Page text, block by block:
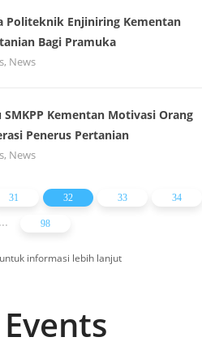
Politeknik Enjiniring Kementan
Bagi Pramuka
, News
Kementan Motivasi Orang
Penerus Pertanian
, News
31 32 33 34
... 98
informasi lebih lanjut